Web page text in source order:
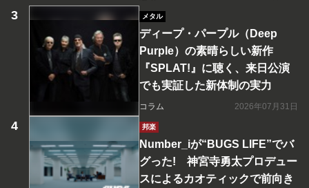
メタル
ディープ・パープル（Deep
Purple）の素晴らしい新作
『SPLAT!』に聴く、来日公演
でも実証した新体制の実力
コラム 2026年07月31日
邦楽
Number_iが“BUGS LIFE”でバ
グった! 神宮寺勇太プロデュー
スによるカオティックで前向き